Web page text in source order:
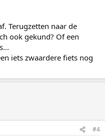
Terugzetten naar de
ook gekund? Of een
iets zwaardere fiets nog
#4